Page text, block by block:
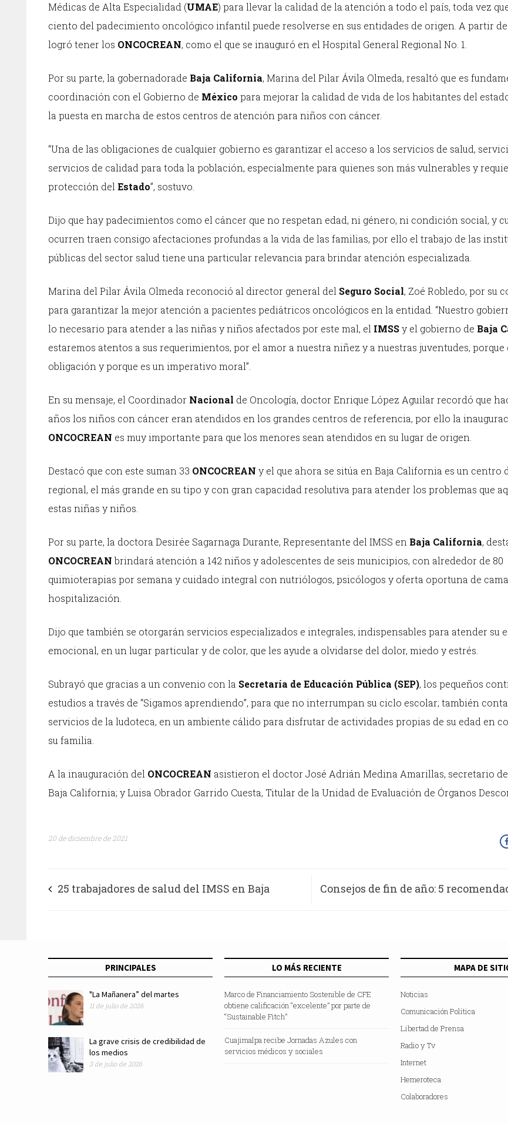
Médicas de Alta Especialidad (UMAE) para llevar la calidad de la atención a todo el país, toda vez
ciento del padecimiento oncológico infantil puede resolverse en sus entidades de origen. A partir
logró tener los ONCOCREAN, como el que se inauguró en el Hospital General Regional No. 1.
Por su parte, la gobernadorade Baja California, Marina del Pilar Ávila Olmeda, resaltó que es
coordinación con el Gobierno de México para mejorar la calidad de vida de los habitantes del
la puesta en marcha de estos centros de atención para niños con cáncer.
“Una de las obligaciones de cualquier gobierno es garantizar el acceso a los servicios de salud,
servicios de calidad para toda la población, especialmente para quienes son más vulnerables y
protección del Estado”, sostuvo.
Dijo que hay padecimientos como el cáncer que no respetan edad, ni género, ni condición social, y
ocurren traen consigo afectaciones profundas a la vida de las familias, por ello el trabajo de las
públicas del sector salud tiene una particular relevancia para brindar atención especializada.
Marina del Pilar Ávila Olmeda reconoció al director general del Seguro Social, Zoé Robledo, por su
para garantizar la mejor atención a pacientes pediátricos oncológicos en la entidad. “Nuestro
lo necesario para atender a las niñas y niños afectados por este mal, el IMSSy el gobierno de Baja
estaremos atentos a sus requerimientos, por el amor a nuestra niñez y a nuestras juventudes, porque
obligación y porque es un imperativo moral”.
En su mensaje, el Coordinador Nacional de Oncología, doctor Enrique López Aguilar recordó que
años los niños con cáncer eran atendidos en los grandes centros de referencia, por ello la
ONCOCREAN es muy importante para que los menores sean atendidos en su lugar de origen.
Destacó que con este suman 33 ONCOCREAN y el que ahora se sitúa en Baja California es un centro
regional, el más grande en su tipo y con gran capacidad resolutiva para atender los problemas que
estas niñas y niños.
Por su parte, la doctora Desirée Sagarnaga Durante, Representante del IMSS en Baja California,
ONCOCREANbrindará atención a 142 niños y adolescentes de seis municipios, con alrededor de 80
quimioterapias por semana y cuidado integral con nutriólogos, psicólogos y oferta oportuna de
hospitalización.
Dijo que también se otorgarán servicios especializados e integrales, indispensables para atender su
emocional, en un lugar particular y de color, que les ayude a olvidarse del dolor, miedo y estrés.
Subrayó que gracias a un convenio con la Secretaría de Educación Pública (SEP), los pequeños
estudios a través de “Sigamos aprendiendo”, para que no interrumpan su ciclo escolar; también
servicios de la ludoteca, en un ambiente cálido para disfrutar de actividades propias de su edad en
su familia.
A la inauguración del ONCOCREAN asistieron el doctor José Adrián Medina Amarillas, secretario de
Baja California; y Luisa Obrador Garrido Cuesta, Titular de la Unidad de Evaluación de Órganos
20 de diciembre de 2021
25 trabajadores de salud del IMSS en Baja
COVID-19
Consejos de fin de año: 5
PRINCIPALES
"La Mañanera” del martes
11 de julio de 2026
La grave crisis de credibilidad de
los medios
3 de julio de 2026
LO MÁS RECIENTE
Marco de Financiamiento Sostenible de CFE
obtiene calificación “excelente” por parte de
“Sustainable Fitch”
Cuajimalpa recibe Jornadas Azules con
servicios médicos y sociales
MAPA DE
Noticias
Comunicación Política
Libertad de Prensa
Radio y Tv
Internet
Hemeroteca
Colaboradores